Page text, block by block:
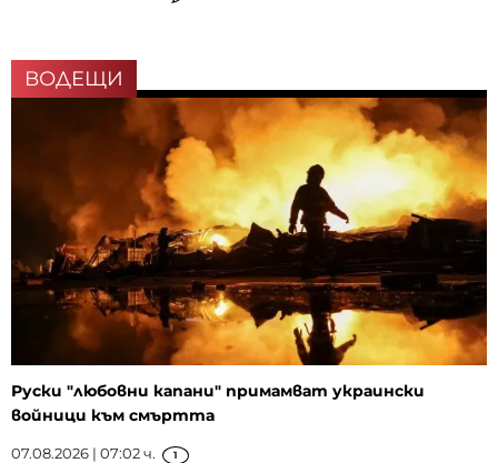
ВОДЕЩИ
Руски "любовни капани" примамват украински
войници към смъртта
07.08.2026 | 07:02 ч. 1